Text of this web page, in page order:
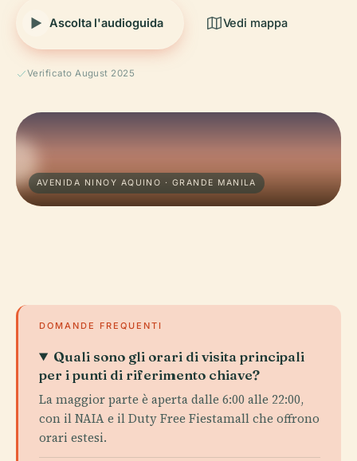
Ascolta l'audioguida Vedi mappa
Verificato August 2025
AVENIDA NINOY AQUINO · GRANDE MANILA
DOMANDE FREQUENTI
Quali sono gli orari di visita principali
per i punti di riferimento chiave?
La maggior parte è aperta dalle 6:00 alle 22:00,
con il NAIA e il Duty Free Fiestamall che offrono
orari estesi.